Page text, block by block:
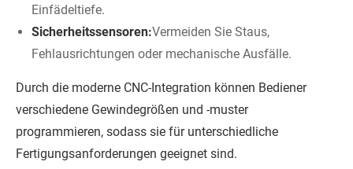
Einfädeltiefe.
Sicherheitssensoren:Vermeiden Sie Staus,
Fehlausrichtungen oder mechanische Ausfälle.
Durch die moderne CNC-Integration können Bediener
verschiedene Gewindegrößen und -muster
programmieren, sodass sie für unterschiedliche
Fertigungsanforderungen geeignet sind.